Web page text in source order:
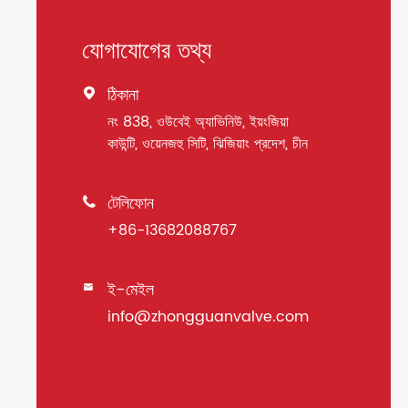
যোগাযোগের তথ্য
 ঠিকানা
নং 838, ওউবেই অ্যাভিনিউ, ইয়ংজিয়া
কাউন্টি, ওয়েনজহু সিটি, ঝিজিয়াং প্রদেশ, চীন
 টেলিফোন
+86-13682088767
 ই-মেইল
info@zhongguanvalve.com